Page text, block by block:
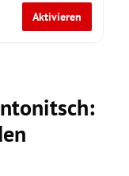
Aktivieren